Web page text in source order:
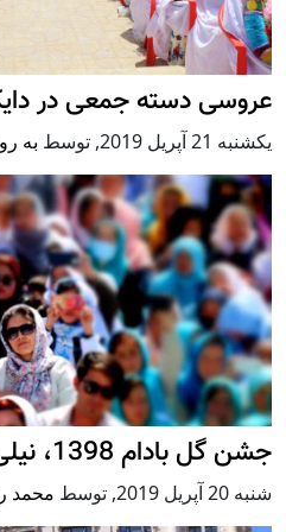
عروسی دسته جمعی در
يكشنبه 21 آپریل 2019 , توسط به
جشن گل بادام 1398، نیلی، هزارستان
شنبه 20 آپریل 2019 , توسط محمد